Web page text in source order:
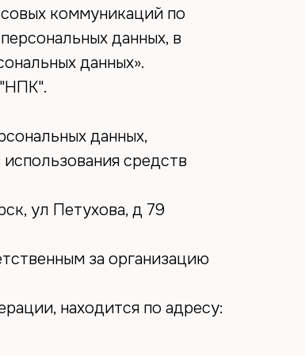
коммуникаций по
данных, в
данных».
данных,
средств
ул Петухова, д 79
за организацию
находится по адресу: